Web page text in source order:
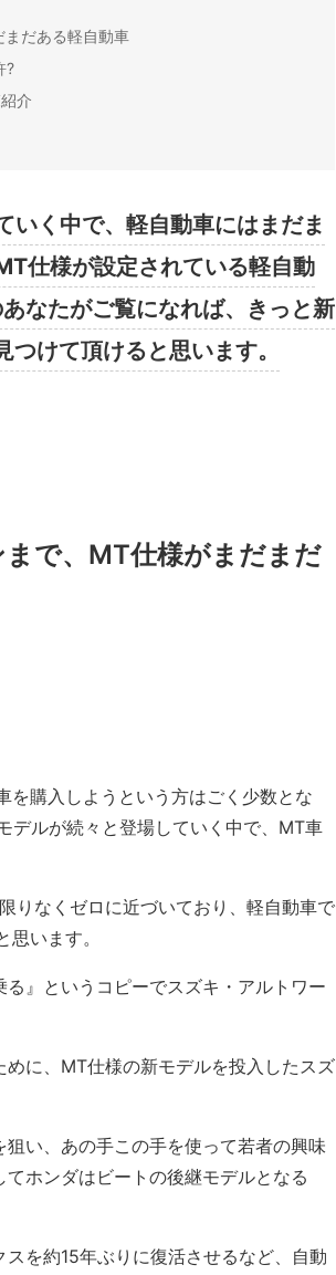
まだある軽自動車
?
介
いく中で、軽自動車にはまだま
仕様が設定されている軽自動
なたがご覧になれば、きっと新
けて頂けると思います。
で、MT仕様がまだまだ
を購入しようという方はごく少数とな
デルが続々と登場していく中で、MT車
りなくゼロに近づいており、軽自動車で
います。
』というコピーでスズキ・アルトワー
に、MT仕様の新モデルを投入したスズ
い、あの手この手を使って若者の興味
ホンダはビートの後継モデルとなる
を約15年ぶりに復活させるなど、自動